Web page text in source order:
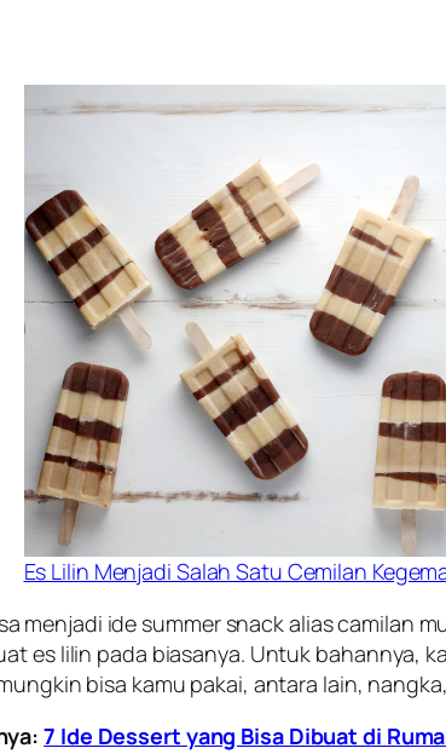
Es Lilin Menjadi Salah Satu Cemilan
menjadi ide summer snackalias camilan
es lilin pada biasanya. Untuk bahannya,
bisa kamu pakai, antara lain,
7 Ide Dessert yang Bisa Dibuat di